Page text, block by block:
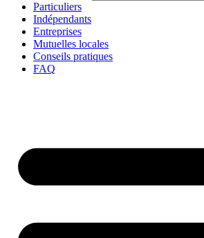
Particuliers
Indépendants
Entreprises
Mutuelles locales
Conseils pratiques
FAQ